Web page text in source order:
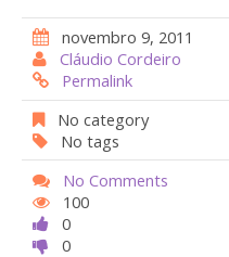
e
b
o
o
k
at
s
A
p
p
itt
er
er
st
novembro 9, 2011
Cláudio Cordeiro
Permalink
No category
No tags
No Comments
100
0
0